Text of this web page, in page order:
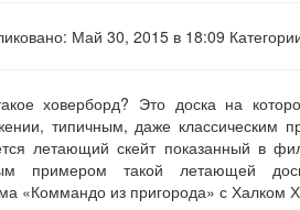
Май 30, 2015 в 18:09
ховерборд? Это доска на
типичным, даже классическим
летающий скейт показанный в
примером такой летающей
«Коммандо из пригорода» с Халком